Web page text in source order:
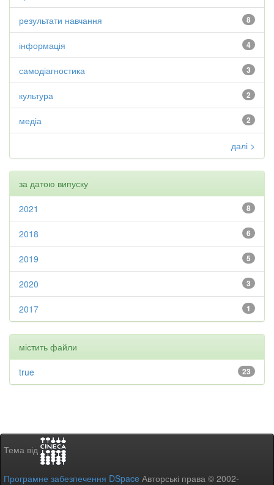
8
результати навчання
4
інформація
3
самодіагностика
2
культура
2
медіа
далі >
за датою випуску
8
2021
6
2018
5
2019
3
2020
1
2017
містить файли
23
true
Тема від
Програмне забезпечення DSpace Авторські права © 2002-